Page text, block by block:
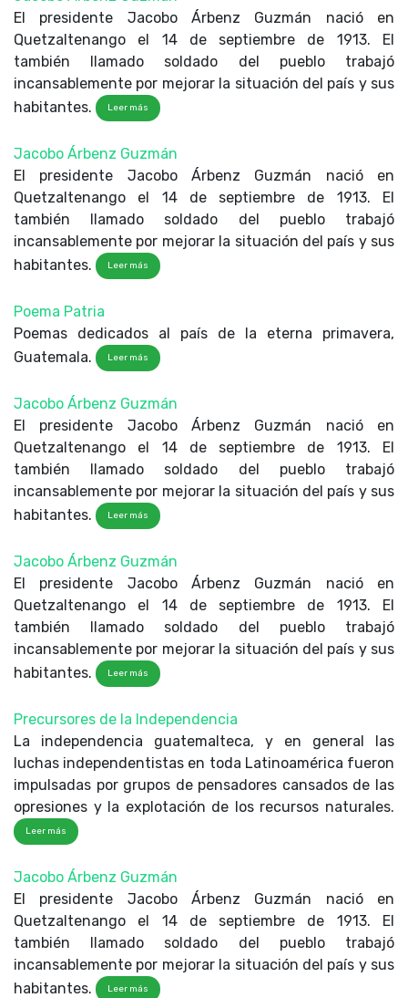
El presidente Jacobo Árbenz Guzmán nació en
Quetzaltenango el 14 de septiembre de 1913. El
también llamado soldado del pueblo trabajó
incansablemente por mejorar la situación del país y sus
habitantes.
Leer más
Jacobo Árbenz Guzmán
El presidente Jacobo Árbenz Guzmán nació en
Quetzaltenango el 14 de septiembre de 1913. El
también llamado soldado del pueblo trabajó
incansablemente por mejorar la situación del país y sus
habitantes.
Leer más
Poema Patria
Poemas dedicados al país de la eterna primavera,
Guatemala.
Leer más
Jacobo Árbenz Guzmán
El presidente Jacobo Árbenz Guzmán nació en
Quetzaltenango el 14 de septiembre de 1913. El
también llamado soldado del pueblo trabajó
incansablemente por mejorar la situación del país y sus
habitantes.
Leer más
Jacobo Árbenz Guzmán
El presidente Jacobo Árbenz Guzmán nació en
Quetzaltenango el 14 de septiembre de 1913. El
también llamado soldado del pueblo trabajó
incansablemente por mejorar la situación del país y sus
habitantes.
Leer más
Precursores de la Independencia
La independencia guatemalteca, y en general las
luchas independentistas en toda Latinoamérica fueron
impulsadas por grupos de pensadores cansados de las
opresiones y la explotación de los recursos naturales.
Leer más
Jacobo Árbenz Guzmán
El presidente Jacobo Árbenz Guzmán nació en
Quetzaltenango el 14 de septiembre de 1913. El
también llamado soldado del pueblo trabajó
incansablemente por mejorar la situación del país y sus
habitantes.
Leer más